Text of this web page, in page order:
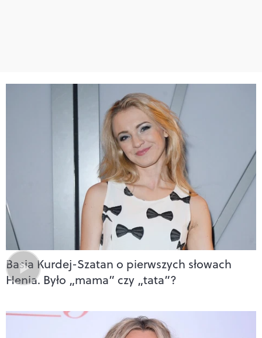
Basia Kurdej-Szatan o pierwszych słowach
Henia. Było „mama” czy „tata”?